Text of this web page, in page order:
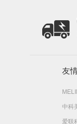
友
中科
爱联